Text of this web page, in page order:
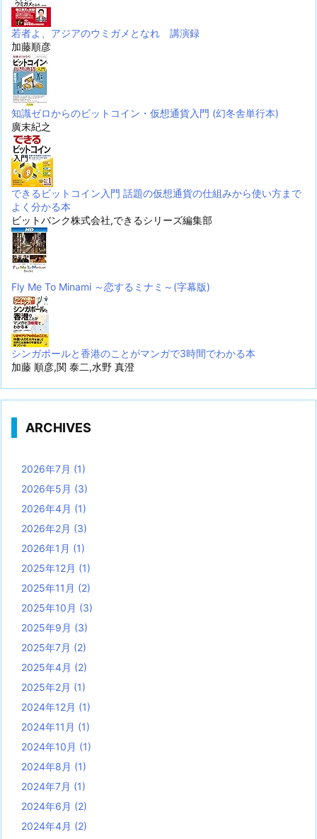
若者よ、アジアのウミガメとなれ 講演録
加藤順彦
知識ゼロからのビットコイン・仮想通貨入門 (幻冬舎単行本)
廣末紀之
できるビットコイン入門 話題の仮想通貨の仕組みから使い方まで
よく分かる本
ビットバンク株式会社,できるシリーズ編集部
Fly Me To Minami ～恋するミナミ～(字幕版)
シンガポールと香港のことがマンガで3時間でわかる本
加藤 順彦,関 泰二,水野 真澄
ARCHIVES
2026年7月 (1)
2026年5月 (3)
2026年4月 (1)
2026年2月 (3)
2026年1月 (1)
2025年12月 (1)
2025年11月 (2)
2025年10月 (3)
2025年9月 (3)
2025年7月 (2)
2025年4月 (2)
2025年2月 (1)
2024年12月 (1)
2024年11月 (1)
2024年10月 (1)
2024年8月 (1)
2024年7月 (1)
2024年6月 (2)
2024年4月 (2)